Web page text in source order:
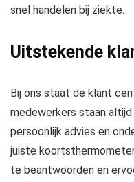
snel handelen bij ziekte.
Uitstekende
Bij ons staat de klant
medewerkers staan
persoonlijk advies en
juiste
te beantwoorden en